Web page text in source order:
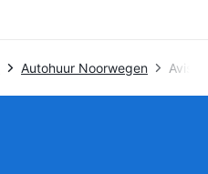
Autohuur Noorwegen Avis